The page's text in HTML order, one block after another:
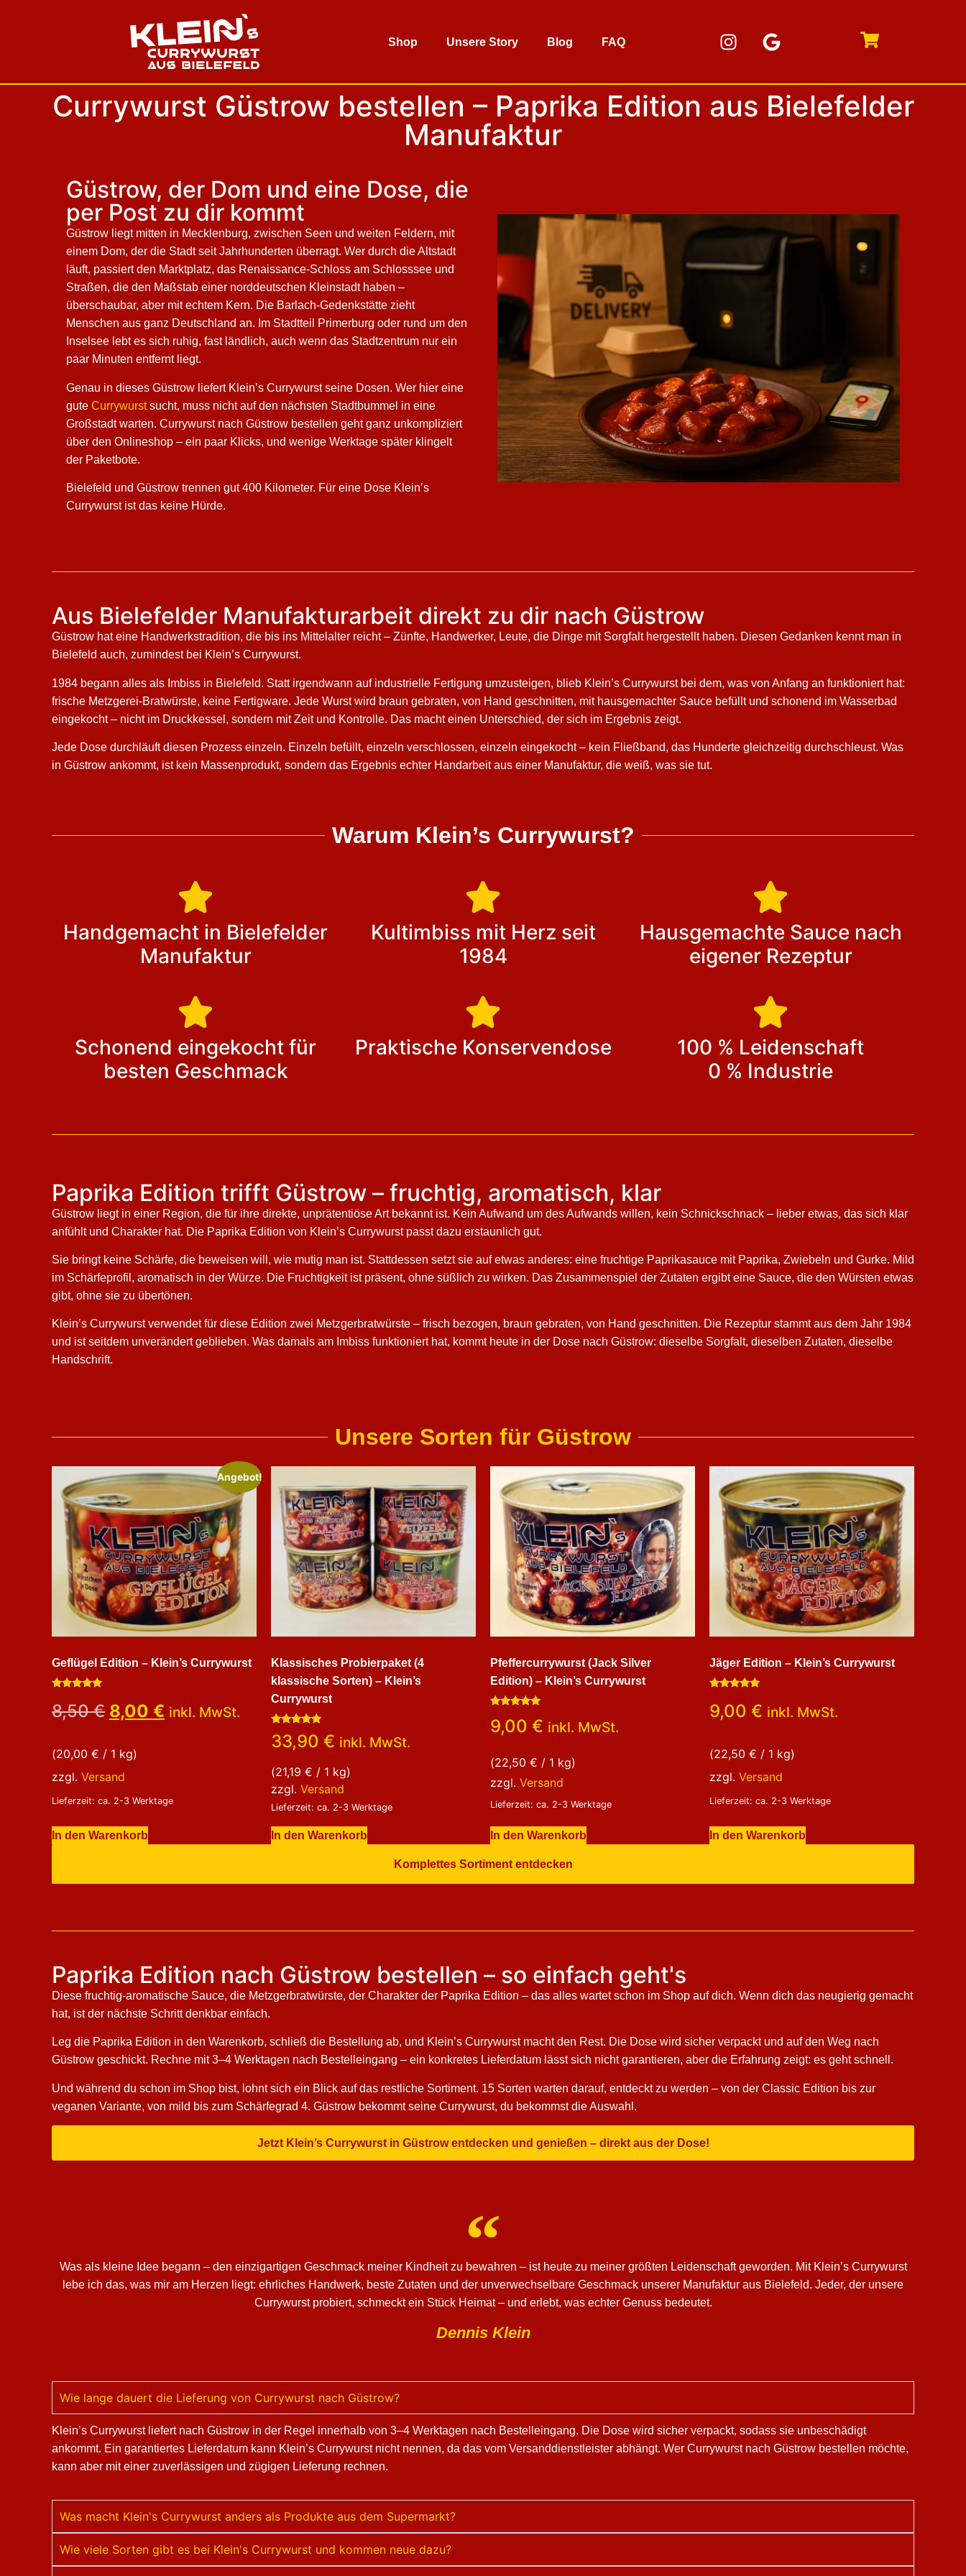
Shop Unsere Story Blog FAQ
Currywurst Güstrow bestellen – Paprika Edition aus Bielefelder
Manufaktur
Güstrow, der Dom und eine Dose, die
per Post zu dir kommt
Güstrow liegt mitten in Mecklenburg, zwischen Seen und weiten Feldern, mit
einem Dom, der die Stadt seit Jahrhunderten überragt. Wer durch die Altstadt
läuft, passiert den Marktplatz, das Renaissance-Schloss am Schlosssee und
Straßen, die den Maßstab einer norddeutschen Kleinstadt haben –
überschaubar, aber mit echtem Kern. Die Barlach-Gedenkstätte zieht
Menschen aus ganz Deutschland an. Im Stadtteil Primerburg oder rund um den
Inselsee lebt es sich ruhig, fast ländlich, auch wenn das Stadtzentrum nur ein
paar Minuten entfernt liegt.
Genau in dieses Güstrow liefert Klein’s Currywurst seine Dosen. Wer hier eine
gute Currywurstsucht, muss nicht auf den nächsten Stadtbummel in eine
Großstadt warten. Currywurst nach Güstrow bestellen geht ganz unkompliziert
über den Onlineshop – ein paar Klicks, und wenige Werktage später klingelt
der Paketbote.
Bielefeld und Güstrow trennen gut 400 Kilometer. Für eine Dose Klein’s
Currywurst ist das keine Hürde.
Aus Bielefelder Manufakturarbeit direkt zu dir nach Güstrow
Güstrow hat eine Handwerkstradition, die bis ins Mittelalter reicht – Zünfte, Handwerker, Leute, die Dinge mit Sorgfalt hergestellt haben. Diesen Gedanken kennt man in
Bielefeld auch, zumindest bei Klein’s Currywurst.
1984 begann alles als Imbiss in Bielefeld. Statt irgendwann auf industrielle Fertigung umzusteigen, blieb Klein’s Currywurst bei dem, was von Anfang an funktioniert hat:
frische Metzgerei-Bratwürste, keine Fertigware. Jede Wurst wird braun gebraten, von Hand geschnitten, mit hausgemachter Sauce befüllt und schonend im Wasserbad
eingekocht – nicht im Druckkessel, sondern mit Zeit und Kontrolle. Das macht einen Unterschied, der sich im Ergebnis zeigt.
Jede Dose durchläuft diesen Prozess einzeln. Einzeln befüllt, einzeln verschlossen, einzeln eingekocht – kein Fließband, das Hunderte gleichzeitig durchschleust. Was
in Güstrow ankommt, ist kein Massenprodukt, sondern das Ergebnis echter Handarbeit aus einer Manufaktur, die weiß, was sie tut.
Warum Klein’s Currywurst?
Handgemacht in Bielefelder
Manufaktur
Kultimbiss mit Herz seit
1984
Hausgemachte Sauce nach
eigener Rezeptur
Schonend eingekocht für
besten Geschmack
Praktische Konservendose
100 % Leidenschaft
0 % Industrie
Paprika Edition trifft Güstrow – fruchtig, aromatisch, klar
Güstrow liegt in einer Region, die für ihre direkte, unprätentiöse Art bekannt ist. Kein Aufwand um des Aufwands willen, kein Schnickschnack – lieber etwas, das sich klar
anfühlt und Charakter hat. Die Paprika Edition von Klein’s Currywurst passt dazu erstaunlich gut.
Sie bringt keine Schärfe, die beweisen will, wie mutig man ist. Stattdessen setzt sie auf etwas anderes: eine fruchtige Paprikasauce mit Paprika, Zwiebeln und Gurke. Mild
im Schärfeprofil, aromatisch in der Würze. Die Fruchtigkeit ist präsent, ohne süßlich zu wirken. Das Zusammenspiel der Zutaten ergibt eine Sauce, die den Würsten etwas
gibt, ohne sie zu übertönen.
Klein’s Currywurst verwendet für diese Edition zwei Metzgerbratwürste – frisch bezogen, braun gebraten, von Hand geschnitten. Die Rezeptur stammt aus dem Jahr 1984
und ist seitdem unverändert geblieben. Was damals am Imbiss funktioniert hat, kommt heute in der Dose nach Güstrow: dieselbe Sorgfalt, dieselben Zutaten, dieselbe
Handschrift.
Unsere Sorten für Güstrow
Angebot!
Geflügel Edition – Klein’s Currywurst
mit
5.00
8,50€ 8,00 € inkl. MwSt.
(20,00 € / 1 kg)
zzgl. Versand
Lieferzeit: ca. 2-3 Werktage
In den Warenkorb
Klassisches Probierpaket (4
klassische Sorten) – Klein’s
Currywurst
Bewertet
mit
4.80
33,90 € inkl. MwSt.
(21,19 € / 1 kg)
zzgl. Versand
Lieferzeit: ca. 2-3 Werktage
In den Warenkorb
Pfeffercurrywurst (Jack Silver
Edition) – Klein’s Currywurst
mit
5.00
9,00 € inkl. MwSt.
(22,50 € / 1 kg)
zzgl. Versand
Lieferzeit: ca. 2-3 Werktage
In den Warenkorb
Jäger Edition – Klein’s Currywurst
mit
5.00
9,00 € inkl. MwSt.
(22,50 € / 1 kg)
zzgl. Versand
Lieferzeit: ca. 2-3 Werktage
In den Warenkorb
Komplettes Sortiment entdecken
Paprika Edition nach Güstrow bestellen – so einfach geht's
Diese fruchtig-aromatische Sauce, die Metzgerbratwürste, der Charakter der Paprika Edition – das alles wartet schon im Shop auf dich. Wenn dich das neugierig gemacht
hat, ist der nächste Schritt denkbar einfach.
Leg die Paprika Edition in den Warenkorb, schließ die Bestellung ab, und Klein’s Currywurst macht den Rest. Die Dose wird sicher verpackt und auf den Weg nach
Güstrow geschickt. Rechne mit 3–4 Werktagen nach Bestelleingang – ein konkretes Lieferdatum lässt sich nicht garantieren, aber die Erfahrung zeigt: es geht schnell.
Und während du schon im Shop bist, lohnt sich ein Blick auf das restliche Sortiment. 15 Sorten warten darauf, entdeckt zu werden – von der Classic Edition bis zur
veganen Variante, von mild bis zum Schärfegrad 4. Güstrow bekommt seine Currywurst, du bekommst die Auswahl.
Jetzt Klein’s Currywurst in Güstrow entdecken und genießen – direkt aus der Dose!
Was als kleine Idee begann – den einzigartigen Geschmack meiner Kindheit zu bewahren – ist heute zu meiner größten Leidenschaft geworden. Mit Klein’s Currywurst
lebe ich das, was mir am Herzen liegt: ehrliches Handwerk, beste Zutaten und der unverwechselbare Geschmack unserer Manufaktur aus Bielefeld. Jeder, der unsere
Currywurst probiert, schmeckt ein Stück Heimat – und erlebt, was echter Genuss bedeutet.
Dennis Klein
Wie lange dauert die Lieferung von Currywurst nach Güstrow?
Klein’s Currywurst liefert nach Güstrow in der Regel innerhalb von 3–4 Werktagen nach Bestelleingang. Die Dose wird sicher verpackt, sodass sie unbeschädigt
ankommt. Ein garantiertes Lieferdatum kann Klein’s Currywurst nicht nennen, da das vom Versanddienstleister abhängt. Wer Currywurst nach Güstrow bestellen möchte,
kann aber mit einer zuverlässigen und zügigen Lieferung rechnen.
Was macht Klein's Currywurst anders als Produkte aus dem Supermarkt?
Wie viele Sorten gibt es bei Klein's Currywurst und kommen neue dazu?